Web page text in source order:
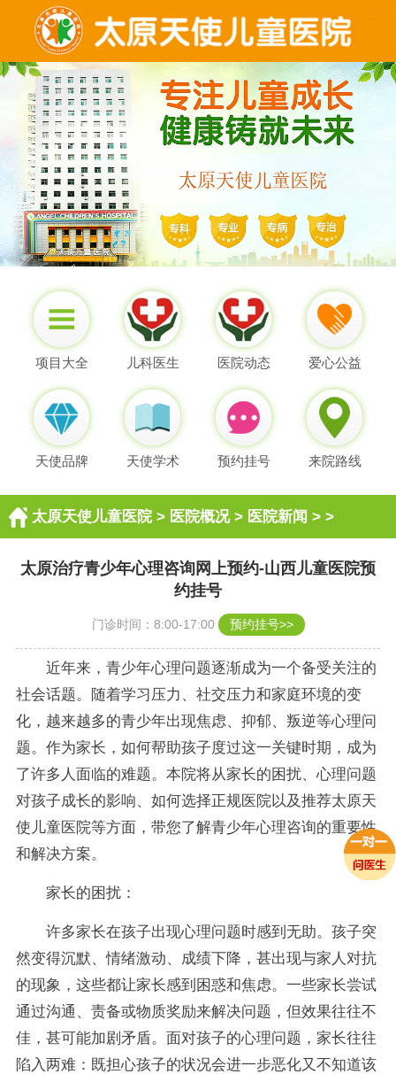
项目大全 儿科医生 医院动态 爱心公益
天使品牌 天使学术 预约挂号 来院路线
太原天使儿童医院> 医院概况> 医院新闻 > >
太原治疗青少年心理咨询网上预约-山西儿童医院预
约挂号
门诊时间：8:00-17:00 预约挂号>>
近年来，青少年心理问题逐渐成为一个备受关注的
社会话题。随着学习压力、社交压力和家庭环境的变
化，越来越多的青少年出现焦虑、抑郁、叛逆等心理问
题。作为家长，如何帮助孩子度过这一关键时期，成为
了许多人面临的难题。本院将从家长的困扰、心理问题
对孩子成长的影响、如何选择正规医院以及推荐太原天
使儿童医院等方面，带您了解青少年心理咨询的重要性
和解决方案。
家长的困扰：
许多家长在孩子出现心理问题时感到无助。孩子突
然变得沉默、情绪激动、成绩下降，甚出现与家人对抗
的现象，这些都让家长感到困惑和焦虑。一些家长尝试
通过沟通、责备或物质奖励来解决问题，但效果往往不
佳，甚可能加剧矛盾。面对孩子的心理问题，家长往往
陷入两难：既担心孩子的状况会进一步恶化又不知道该